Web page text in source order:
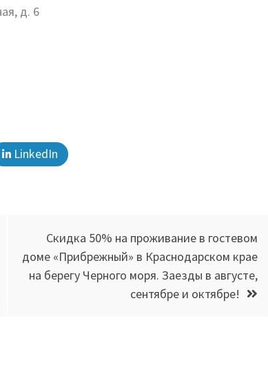
д. 6
LinkedIn
Скидка 50% на проживание в гостевом
доме «Прибрежный» в Краснодарском крае
на берегу Черного моря. Заезды в августе,
сентябре и октябре!